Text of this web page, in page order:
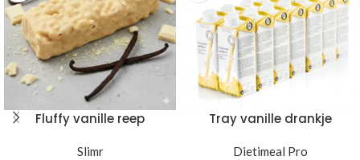
Fluffy vanille reep
Slimr
Tray vanille drankje
Dietimeal Pro